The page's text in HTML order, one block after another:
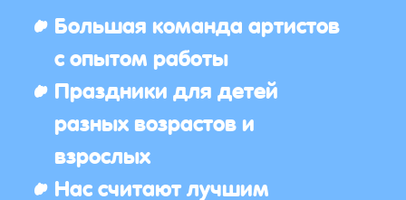
Большая команда артистов
с опытом работы
Праздники для детей
разных возрастов и
взрослых
Нас считают лучшим